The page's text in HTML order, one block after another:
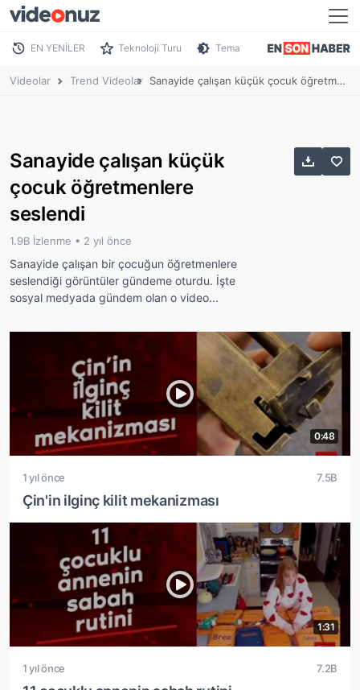
EN YENİLER Teknoloji Turu Tema
Videolar Trend Videolar Sanayide çalışan küçük çocuk öğretmenlere seslendi
Sanayide çalışan küçük
çocuk öğretmenlere
seslendi
1.9B İzlenme • 2 yıl önce
Sanayide çalışan bir çocuğun öğretmenlere
seslendiği görüntüler gündeme oturdu. İşte
sosyal medyada gündem olan o video...
0:48
1 yıl önce 7.5B
Çin'in ilginç kilit mekanizması
1:31
1 yıl önce 7.2B